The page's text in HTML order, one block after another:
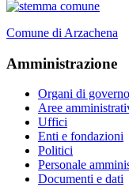
Comune di Arzachena
Amministrazione
Organi di governo
Aree
Uffici
Enti e fondazioni
Politici
Personale
Documenti e dati